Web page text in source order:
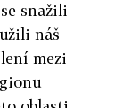
snažili
náš
mezi